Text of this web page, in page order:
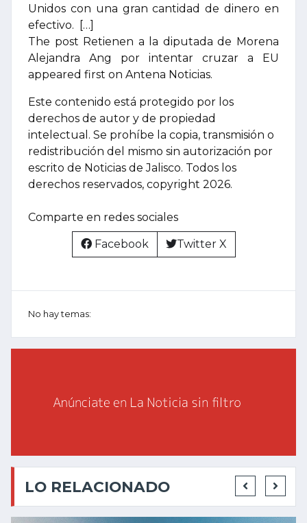
Unidos con una gran cantidad de dinero en
efectivo. […]
The post Retienen a la diputada de Morena
Alejandra Ang por intentar cruzar a EU
appeared first on Antena Noticias.
Este contenido está protegido por los
derechos de autor y de propiedad
intelectual. Se prohíbe la copia, transmisión o
redistribución del mismo sin autorización por
escrito de Noticias de Jalisco. Todos los
derechos reservados, copyright 2026.
Comparte en redes sociales
Facebook Twitter X
No hay temas:
LO RELACIONADO